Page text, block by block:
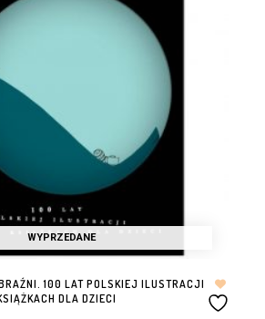
WYPRZEDANE
100 LAT POLSKIEJ ILUSTRACJI
DLA DZIECI